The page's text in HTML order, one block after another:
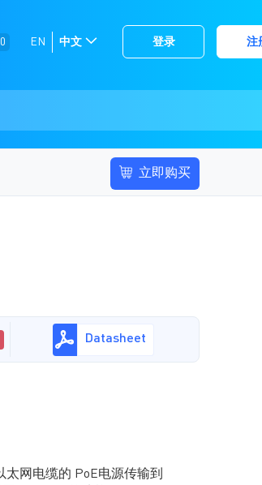
0 登录 注
跳
到
EN
选
中文
立即购买
Datasheet
太网电缆的 PoE电源传输到